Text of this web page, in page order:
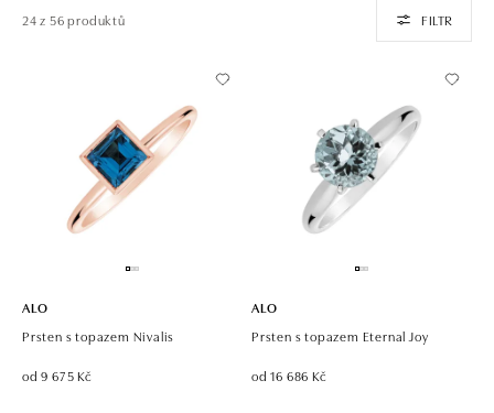
24 z 56 produktů FILTR
ALO
Prsten s topazem Nivalis
od 9 675 Kč
ALO
Prsten s topazem Eternal Joy
od 16 686 Kč